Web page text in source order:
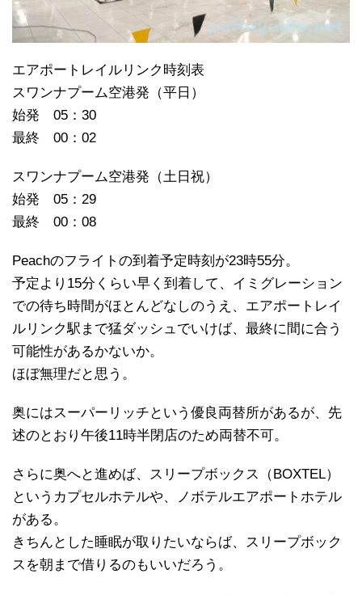
エアポートレイルリンク時刻表
スワンナプーム空港発（平日）
始発 05：30
最終 00：02
スワンナプーム空港発（土日祝）
始発 05：29
最終 00：08
Peachのフライトの到着予定時刻が23時55分。
予定より15分くらい早く到着して、イミグレーション
での待ち時間がほとんどなしのうえ、エアポートレイ
ルリンク駅まで猛ダッシュでいけば、最終に間に合う
可能性があるかないか。
ほぼ無理だと思う。
奥にはスーパーリッチという優良両替所があるが、先
述のとおり午後11時半閉店のため両替不可。
さらに奥へと進めば、スリープボックス（BOXTEL）
というカプセルホテルや、ノボテルエアポートホテル
がある。
きちんとした睡眠が取りたいならば、スリープボック
スを朝まで借りるのもいいだろう。